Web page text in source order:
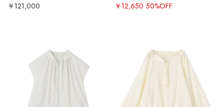
￥121,000 ￥12,650 50%OFF